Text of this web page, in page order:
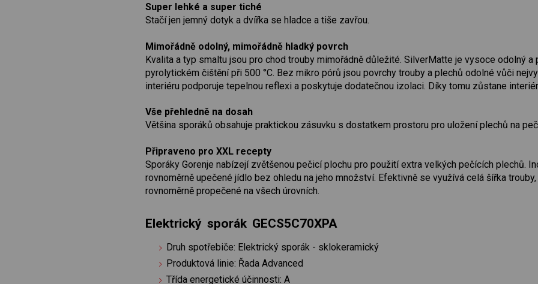
Super lehké a super tiché
Stačí jen jemný dotyk a dvířka se hladce a tiše zavřou.
Mimořádně odolný, mimořádně hladký povrch
Kvalita a typ smaltu jsou pro chod trouby mimořádně důležité. SilverMatte je vysoce odolný
pyrolytickém čištění při 500 °C. Bez mikro pórů jsou povrchy trouby a plechů odolné vůči
interiéru podporuje tepelnou reflexi a poskytuje dodatečnou izolaci. Díky tomu zůstane
Vše přehledně na dosah
Většina sporáků obsahuje praktickou zásuvku s dostatkem prostoru pro uložení plechů na
Připraveno pro XXL recepty
Sporáky Gorenje nabízejí zvětšenou pečicí plochu pro použití extra velkých pečících plechů.
rovnoměrně upečené jídlo bez ohledu na jeho množství. Efektivně se využívá celá šířka
rovnoměrně propečené na všech úrovních.
Elektrický sporák GECS5C70XPA
Druh spotřebiče: Elektrický sporák - sklokeramický
Produktová linie: Řada Advanced
Třída energetické účinnosti: A